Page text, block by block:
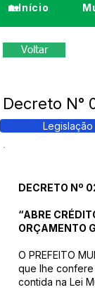
🏡Início
Voltar
Decreto N°
Legislação
DECRETO Nº
“ABRE
ORÇAMENTO
O PREFEITO
que lhe confere
contida na Lei